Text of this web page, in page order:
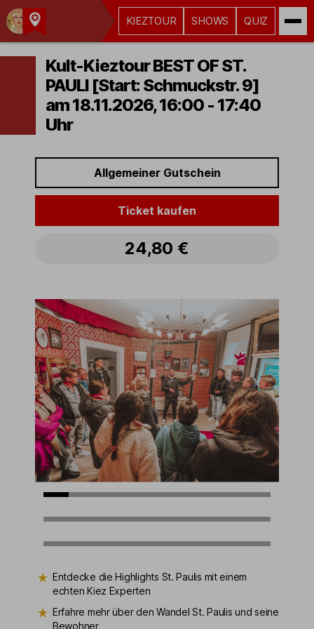
Kult-
Kieztouren
Hamburg
KIEZTOUR SHOWS QUIZ
Kult-Kieztour BEST OF ST.
PAULI [Start: Schmuckstr. 9]
am 18.11.2026, 16:00 - 17:40
Uhr
Allgemeiner Gutschein
Ticket kaufen
24,80 €
Entdecke die Highlights St. Paulis mit einem
echten Kiez Experten
Erfahre mehr über den Wandel St. Paulis und seine
Bewohner